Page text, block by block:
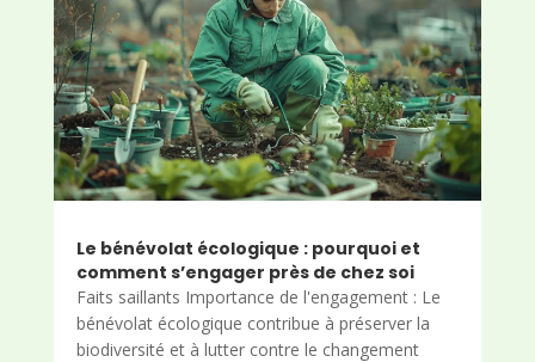
Le bénévolat écologique : pourquoi et
comment s’engager près de chez soi
Faits saillants Importance de l'engagement : Le
bénévolat écologique contribue à préserver la
biodiversité et à lutter contre le changement